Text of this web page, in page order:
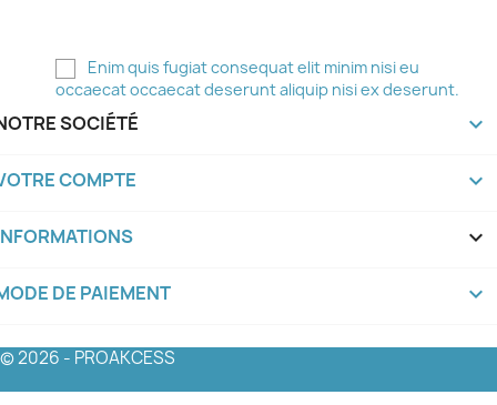
Enim quis fugiat consequat elit minim nisi eu
occaecat occaecat deserunt aliquip nisi ex deserunt.
SOCIÉTÉ 
COMPTE 
keyboard_arrow_down
DE PAIEMENT keyboard_arrow_down
© 2026 - PROAKCESS